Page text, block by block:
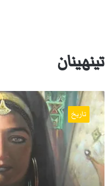
تينهينان
مدير
الباردو:
شروط
عرض
الهيكل
العظمي
لتينهنان
غير
متوفرة
تاريخ